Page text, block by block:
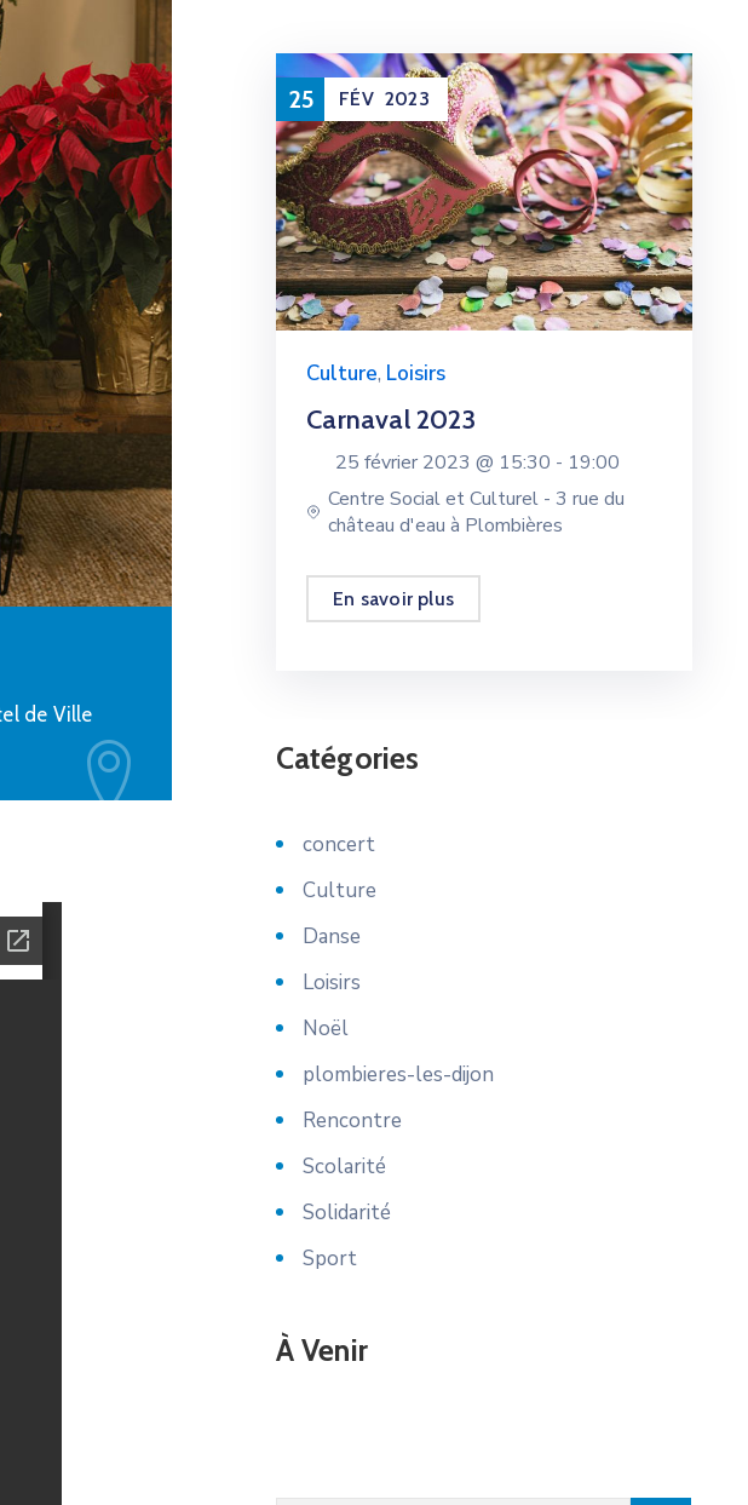
de Ville
15:30 -
- 3 rue du
25 FÉV 2023
Culture, Loisirs
Carnaval 2023
25 février 2023 @ 15:30 - 19:00
Centre Social et Culturel - 3 rue du
château d'eau à Plombières
En savoir plus
Catégories
concert
Culture
Danse
Loisirs
Noël
plombieres-les-dijon
Rencontre
Scolarité
Solidarité
Sport
À Venir